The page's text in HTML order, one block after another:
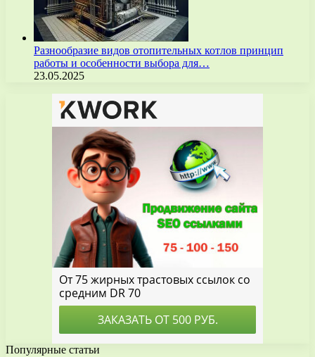
Разнообразие видов отопительных котлов принцип
работы и особенности выбора для…
23.05.2025
Популярные статьи